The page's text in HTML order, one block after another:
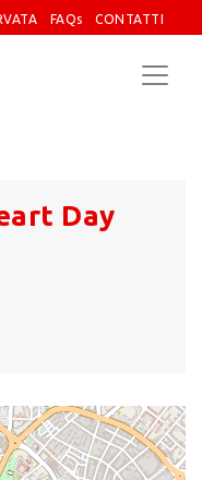
FAQs CONTATTI
Day